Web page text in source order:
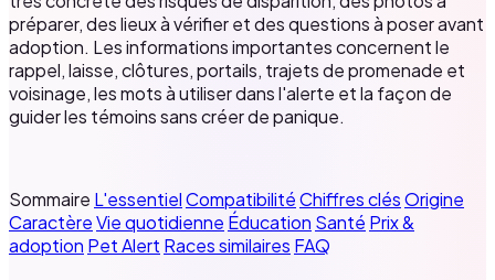
préparer, des lieux à vérifier et des questions à poser avant
adoption. Les informations importantes concernent le
rappel, laisse, clôtures, portails, trajets de promenade et
voisinage, les mots à utiliser dans l'alerte et la façon de
guider les témoins sans créer de panique.
Sommaire L'essentielCompatibilitéChiffres clésOrigine
CaractèreVie quotidienne Éducation Santé Prix &
adoption Pet Alert Races similaires FAQ